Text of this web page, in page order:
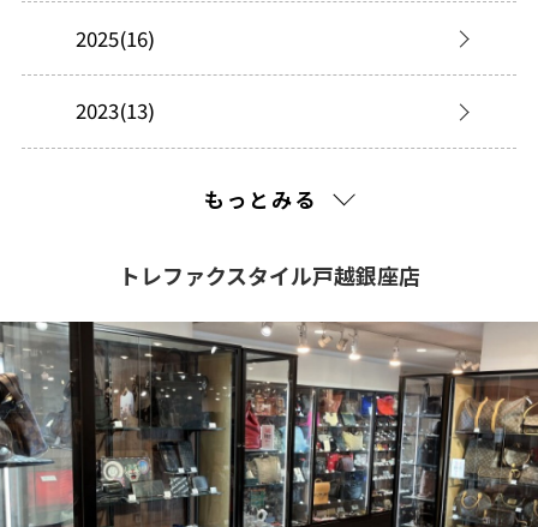
2025(16)
2023(13)
2020(308)
2019(534)
2018(648)
もっとみる
トレファクスタイル戸越銀座店